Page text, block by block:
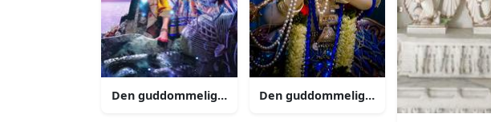
Den guddommelige kærlighed radha krishna illustration
Den guddommelige romance mellem